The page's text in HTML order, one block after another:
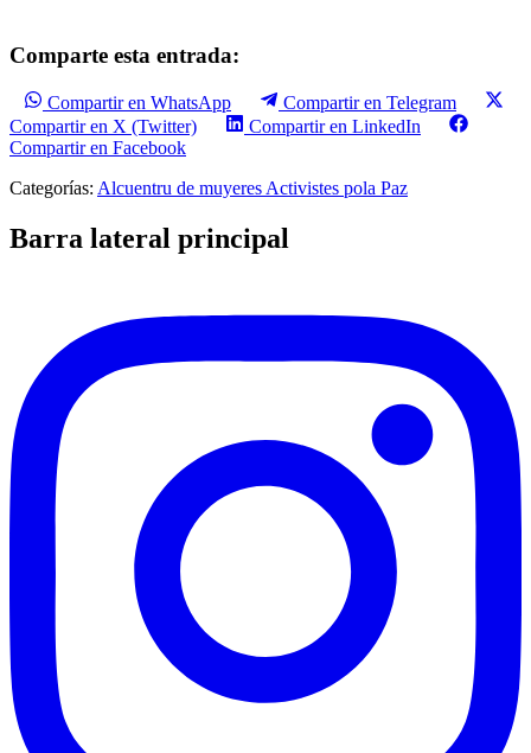
Comparte esta entrada:
Compartir en WhatsApp
Compartir en Telegram
Compartir en X (Twitter)
Compartir en LinkedIn
Compartir en Facebook
Categorías: Alcuentru de muyeres Activistes pola Paz
Barra lateral principal